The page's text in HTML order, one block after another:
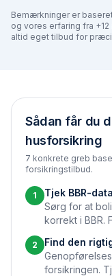
Bemærkninger er
og vores erfaring fra
altid eget tilbud for
Sådan får du
husforsikring
7 konkrete greb
forsikringstilbud.
1
Tjek BBR-data
Sørg for at
korrekt i BBR.
2
Find den
forsikringen.